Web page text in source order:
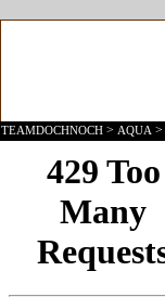
TEAMDOCHNOCH > AQUA >